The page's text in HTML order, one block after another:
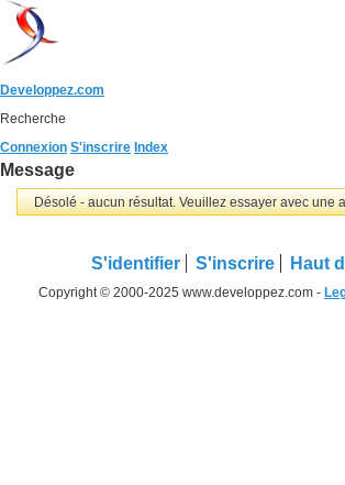
Developpez.com
Recherche
Connexion S'inscrire Index
Message
Désolé - aucun résultat. Veuillez essayer avec une
S'identifier S'inscrire Haut
Copyright © 2000-2025 www.developpez.com -